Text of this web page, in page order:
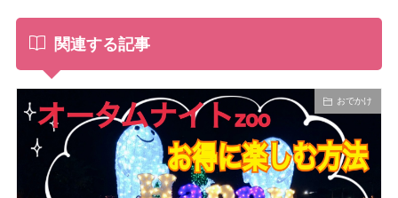
関連する記事
おでかけ